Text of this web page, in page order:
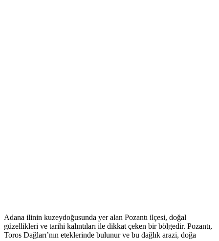
Adana ilinin kuzeydoğusunda yer alan Pozantı ilçesi, doğal
güzellikleri ve tarihi kalıntıları ile dikkat çeken bir bölgedir. Pozantı,
Toros Dağları’nın eteklerinde bulunur ve bu dağlık arazi, doğa